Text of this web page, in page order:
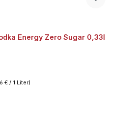
Energy Zero Sugar 0,33l
€ / 1 Liter)